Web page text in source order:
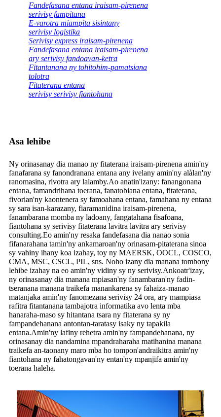
Fandefasana entana iraisam-pirenena
serivisy fampitana
E-varotra miampita sisintany
serivisy logistika
Serivisy express iraisam-pirenena
Fandefasana entana iraisam-pirenena
ary serivisy fandoavan-ketra
Fitantanana ny tohitohim-pamatsiana
tolotra
Fitaterana entana
serivisy serivisy fiantohana
Asa lehibe
Ny orinasanay dia manao ny fitaterana iraisam-pirenena amin'ny
fanafarana sy fanondranana entana any ivelany amin'ny alàlan'ny
ranomasina, rivotra ary lalamby.Ao anatin'izany: fanangonana
entana, famandrihana toerana, fanatobiana entana, fitaterana,
fivorian'ny kaontenera sy famoahana entana, famahana ny entana
sy sara isan-karazany, fiaramanidina iraisam-pirenena,
fanambarana momba ny ladoany, fangatahana fisafoana,
fiantohana sy serivisy fitaterana lavitra lavitra ary serivisy
consulting.Eo amin'ny resaka fandefasana dia nanao sonia
fifanarahana tamin'ny ankamaroan'ny orinasam-pitaterana sinoa
sy vahiny ihany koa izahay, toy ny MAERSK, OOCL, COSCO,
CMA, MSC, CSCL, PIL, sns. Noho izany dia manana tombony
lehibe izahay na eo amin'ny vidiny sy ny serivisy.Ankoatr'izay,
ny orinasanay dia manana mpiasan'ny fanambaran'ny fadin-
tseranana manana traikefa manankarena sy fahaiza-manao
matanjaka amin'ny fanomezana serivisy 24 ora, ary mampiasa
rafitra fitantanana tambajotra informatika avo lenta mba
hanaraha-maso sy hitantana tsara ny fitaterana sy ny
fampandehanana antontan-taratasy isaky ny tapakila
entana.Amin'ny lafiny rehetra amin'ny fampandehanana, ny
orinasanay dia nandamina mpandraharaha matihanina manana
traikefa an-taonany maro mba ho tompon'andraikitra amin'ny
fiantohana ny fahatongavan'ny entan'ny mpanjifa amin'ny
toerana haleha.